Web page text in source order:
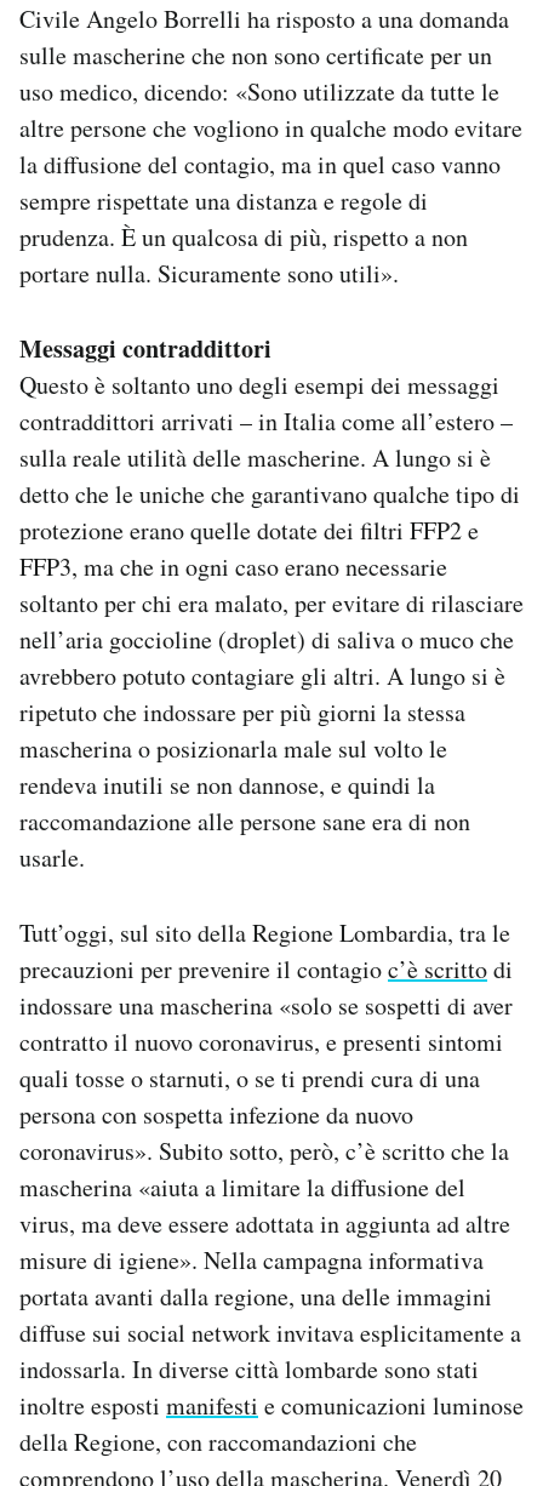
Civile Angelo Borrelli ha risposto a una domanda
sulle mascherine che non sono certificate per un
uso medico, dicendo: «Sono utilizzate da tutte le
altre persone che vogliono in qualche modo evitare
la diffusione del contagio, ma in quel caso vanno
sempre rispettate una distanza e regole di
prudenza. È un qualcosa di più, rispetto a non
portare nulla. Sicuramente sono utili».
Messaggi contraddittori
Questo è soltanto uno degli esempi dei messaggi
contraddittori arrivati – in Italia come all’estero –
sulla reale utilità delle mascherine. A lungo si è
detto che le uniche che garantivano qualche tipo di
protezione erano quelle dotate dei filtri FFP2 e
FFP3, ma che in ogni caso erano necessarie
soltanto per chi era malato, per evitare di rilasciare
nell’aria goccioline (droplet) di saliva o muco che
avrebbero potuto contagiare gli altri. A lungo si è
ripetuto che indossare per più giorni la stessa
mascherina o posizionarla male sul volto le
rendeva inutili se non dannose, e quindi la
raccomandazione alle persone sane era di non
usarle.
Tutt’oggi, sul sito della Regione Lombardia, tra le
precauzioni per prevenire il contagioc’è scrittodi
indossare una mascherina «solo se sospetti di aver
contratto il nuovo coronavirus, e presenti sintomi
quali tosse o starnuti, o se ti prendi cura di una
persona con sospetta infezione da nuovo
coronavirus». Subito sotto, però, c’è scritto che la
mascherina «aiuta a limitare la diffusione del
virus, ma deve essere adottata in aggiunta ad altre
misure di igiene». Nella campagna informativa
portata avanti dalla regione, una delle immagini
diffuse sui social network invitava esplicitamente a
indossarla. In diverse città lombarde sono stati
inoltre esposti manifesti e comunicazioni luminose
della Regione, con raccomandazioni che
comprendono l’uso della mascherina. Venerdì 20